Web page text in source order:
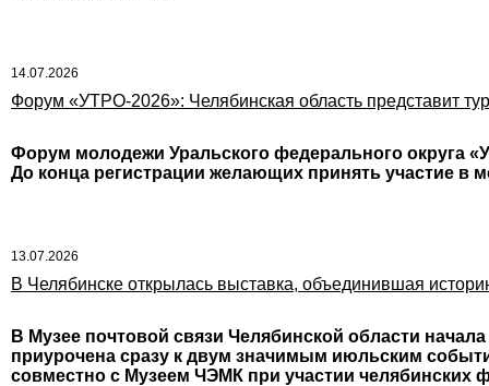
14.07.2026
Форум «УТРО‑2026»: Челябинская область представит
Форум молодежи Уральского федерального округа
До конца регистрации желающих принять участие в
13.07.2026
В Челябинске открылась выставка, объединившая
В Музее почтовой связи Челябинской области
приурочена сразу к двум значимым июльским
совместно с Музеем ЧЭМК при участии челябинских